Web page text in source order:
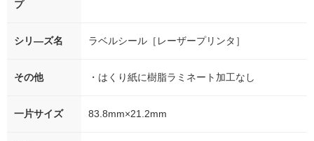
プ
シリ―ズ名 ラベルシール［レーザープリンタ］
その他 ・はくり紙に樹脂ラミネート加工なし
一片サイズ 83.8mm×21.2mm